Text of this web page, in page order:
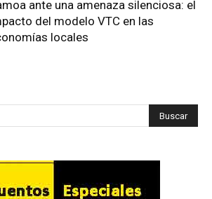
ante una amenaza silenciosa: el
del modelo VTC en las
locales